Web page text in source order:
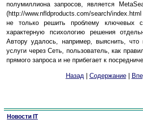
полумиллиона запросов, является
(http://www.nfldproducts.com/search/
не только решить проблему ключевых
характерную психологию решения
Автору удалось, например, выяснить, что
услуги через Сеть, пользователь, как
прямого запроса и не прибегает к
Назад| Содержание|
Новости IT